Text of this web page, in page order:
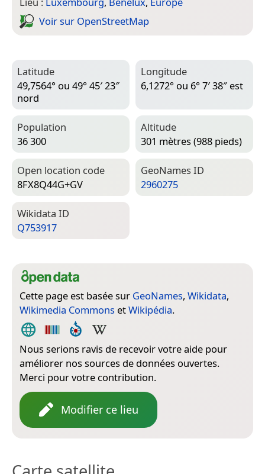
Voir sur Open­Street­Map
Latitude
49,7564° ou 49° 45′ 23″
nord
Longitude
6,1272° ou 6° 7′ 38″ est
Population
36 300
Altitude
301 mètres (988 pieds)
Open location code
8FX8Q44G+GV
Geo­Names ID
2960275
Wiki­data ID
Q753917
Cette page est basée sur GeoNames, Wikidata,
Wikimedia Commons etWikipédia.
Nous serions ravis de recevoir votre aide pour
améliorer nos sources de données ouvertes.
Merci pour votre contribution.
Modifier ce lieu